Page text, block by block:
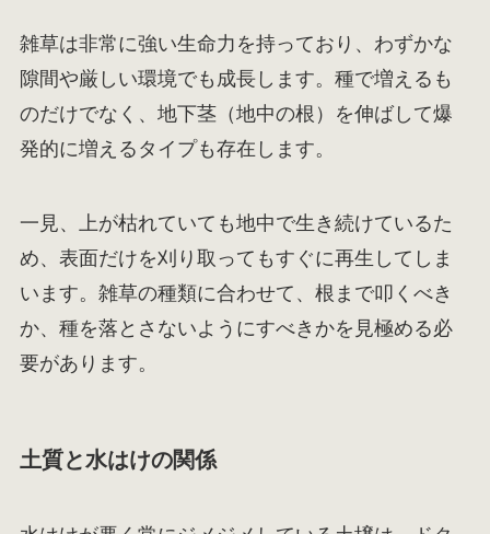
雑草は非常に強い生命力を持っており、わずかな
隙間や厳しい環境でも成長します。種で増えるも
のだけでなく、地下茎（地中の根）を伸ばして爆
発的に増えるタイプも存在します。
一見、上が枯れていても地中で生き続けているた
め、表面だけを刈り取ってもすぐに再生してしま
います。雑草の種類に合わせて、根まで叩くべき
か、種を落とさないようにすべきかを見極める必
要があります。
土質と水はけの関係